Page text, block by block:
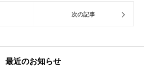
次の記事
最近のお知らせ